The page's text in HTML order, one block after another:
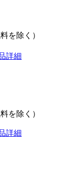
を除く）
詳細
を除く）
詳細